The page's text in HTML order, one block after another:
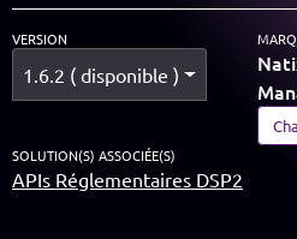
VERSION
1.6.2 ( disponible )
SOLUTION(S) ASSOCIÉE(S)
APIs Réglementaires DSP2